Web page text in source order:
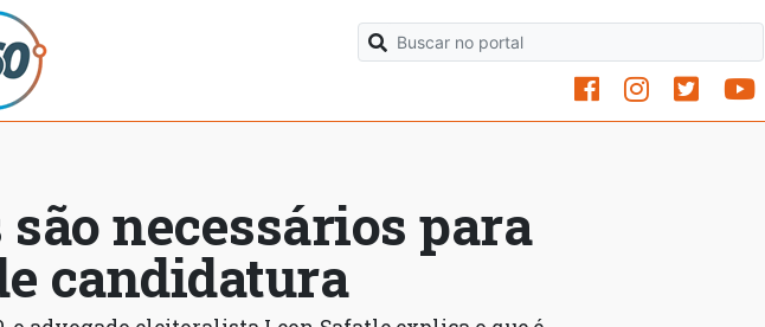
necessários para
candidatura